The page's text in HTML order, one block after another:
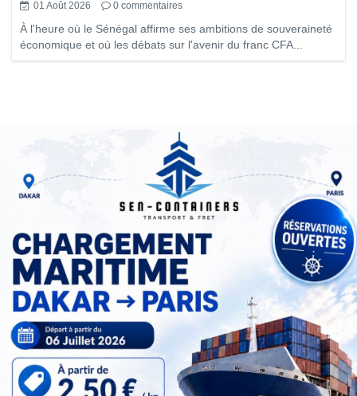
01 Août 2026 0 commentaires
À l'heure où le Sénégal affirme ses ambitions de souveraineté
économique et où les débats sur l'avenir du franc CFA...